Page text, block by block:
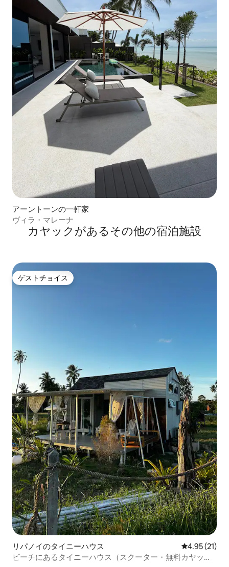
アーントーンの一軒家
ヴィラ・マレーナ
カヤックがあるその他の宿泊施設
ゲストチョイス
ゲストチョイス
リパノイのタイニーハウス レビュー21
4.95 (21)
ビーチにあるタイニーハウス（スクーター・無料カヤック